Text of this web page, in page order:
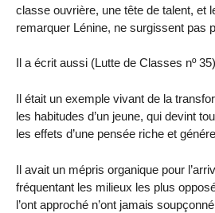
classe ouvrière, une tête de talent, et
remarquer Lénine, ne surgissent pas
Il a écrit aussi (Lutte de Classes nº
Il était un exemple vivant de la
les habitudes d’un jeune, qui devint
les effets d’une pensée riche et
Il avait un mépris organique pour
fréquentant les milieux les plus
l’ont approché n’ont jamais